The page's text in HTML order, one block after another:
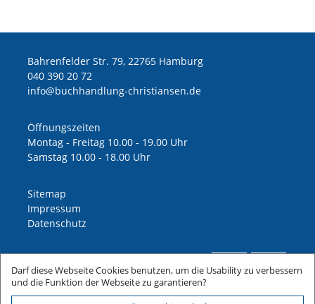
Bahrenfelder Str. 79, 22765 Hamburg
040 390 20 72
ed.nesnaitsirhc-gnuldnahhcub@ofni
Öffnungszeiten
Montag - Freitag 10.00 - 19.00 Uhr
Samstag 10.00 - 18.00 Uhr
Sitemap
Impressum
Datenschutz
Darf diese Webseite Cookies benutzen, um die Usability zu verbessern
und die Funktion der Webseite zu garantieren?